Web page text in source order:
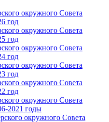
окружного Совета
год
окружного Совета
год
окружного Совета
год
окружного Совета
год
окружного Совета
год
окружного Совета
2021 годы
окружного Совета